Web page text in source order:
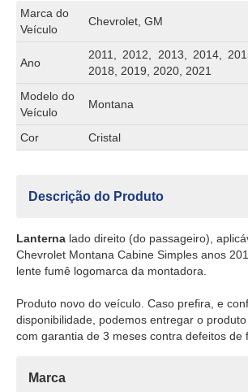
Marca do
Veículo
Chevrolet, GM
Ano
2011, 2012, 2013, 2014,
2018, 2019, 2020, 2021
Modelo do
Veículo
Montana
Cor Cristal
Descrição do Produto
Lanterna lado direito (do passageiro),
Chevrolet Montana Cabine Simples anos
lente fumê logomarca da montadora.
Produto novo do veículo. Caso prefira, e
disponibilidade, podemos entregar o
com garantia de 3 meses contra defeitos de
Marca